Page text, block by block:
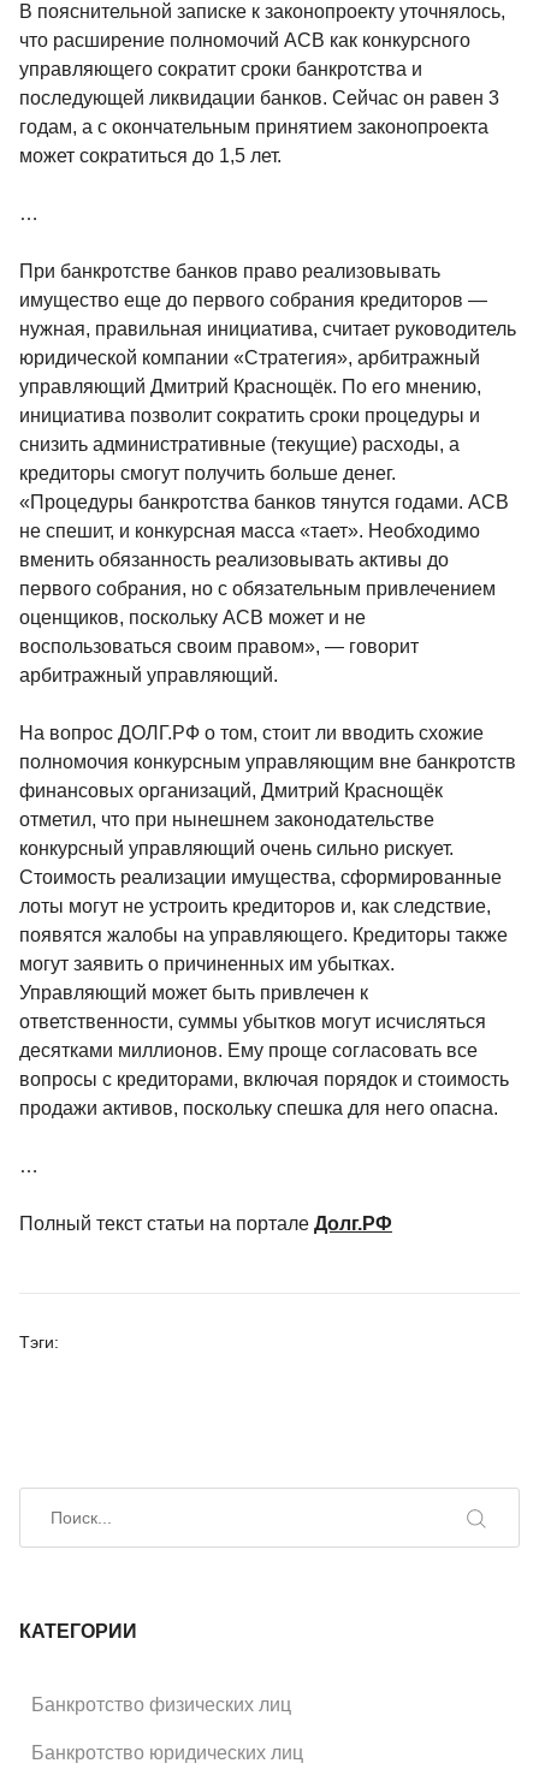
В пояснительной записке к законопроекту уточнялось,
что расширение полномочий АСВ как конкурсного
управляющего сократит сроки банкротства и
последующей ликвидации банков. Сейчас он равен 3
годам, а с окончательным принятием законопроекта
может сократиться до 1,5 лет.
…
При банкротстве банков право реализовывать
имущество еще до первого собрания кредиторов —
нужная, правильная инициатива, считает руководитель
юридической компании «Стратегия», арбитражный
управляющий Дмитрий Краснощёк. По его мнению,
инициатива позволит сократить сроки процедуры и
снизить административные (текущие) расходы, а
кредиторы смогут получить больше денег.
«Процедуры банкротства банков тянутся годами. АСВ
не спешит, и конкурсная масса «тает». Необходимо
вменить обязанность реализовывать активы до
первого собрания, но с обязательным привлечением
оценщиков, поскольку АСВ может и не
воспользоваться своим правом», — говорит
арбитражный управляющий.
На вопрос ДОЛГ.РФ о том, стоит ли вводить схожие
полномочия конкурсным управляющим вне банкротств
финансовых организаций, Дмитрий Краснощёк
отметил, что при нынешнем законодательстве
конкурсный управляющий очень сильно рискует.
Стоимость реализации имущества, сформированные
лоты могут не устроить кредиторов и, как следствие,
появятся жалобы на управляющего. Кредиторы также
могут заявить о причиненных им убытках.
Управляющий может быть привлечен к
ответственности, суммы убытков могут исчисляться
десятками миллионов. Ему проще согласовать все
вопросы с кредиторами, включая порядок и стоимость
продажи активов, поскольку спешка для него опасна.
…
Полный текст статьи на портале Долг.РФ
Тэги:
Поиск
КАТЕГОРИИ
Банкротство физических лиц
Банкротство юридических лиц